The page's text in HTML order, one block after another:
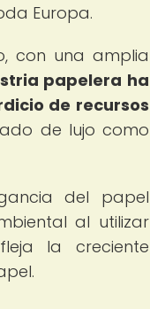
Europa.
con una amplia
papelera ha
de recursos
de lujo como
del papel
al utilizar
la creciente